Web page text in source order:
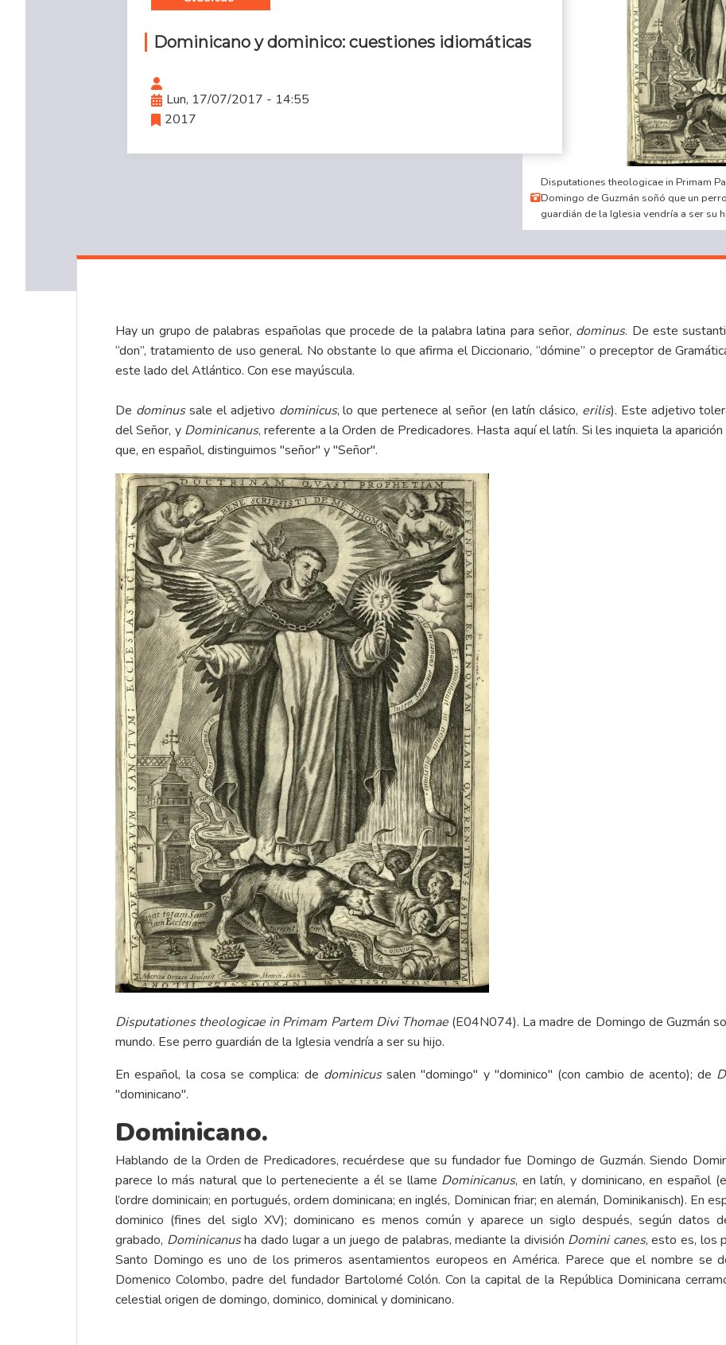
Dominicano y dominico: cuestiones idiomáticas
Lun, 17/07/2017 - 14:55
2017
Disputationes theologicae in Primam
Domingo de Guzmán soñó que un
guardián de la Iglesia vendría a ser su
Hay un grupo de palabras españolas que procede de la palabra latina para señor, dominus. De este
“don”, tratamiento de uso general. No obstante lo que afirma el Diccionario, “dómine” o preceptor de
este lado del Atlántico. Con ese mayúscula.
De dominussale el adjetivo dominicus, lo que pertenece al señor (en latín clásico, erilis). Este adjetivo
del Señor, y Dominicanus, referente a la Orden de Predicadores. Hasta aquí el latín. Si les inquieta la
que, en español, distinguimos "señor" y "Señor".
Disputationes theologicae in Primam Partem Divi Thomae(E04N074). La madre de Domingo de Guzmán
mundo. Ese perro guardián de la Iglesia vendría a ser su hijo.
En español, la cosa se complica: de dominicussalen "domingo" y "dominico" (con cambio de acento); de
"dominicano".
Dominicano.
Hablando de la Orden de Predicadores, recuérdese que su fundador fue Domingo de Guzmán. Siendo
parece lo más natural que lo perteneciente a él se llame Dominicanus, en latín, y dominicano, en español
l’ordre dominicain; en portugués, ordem dominicana; en inglés, Dominican friar; en alemán, Dominikanisch). En
dominico (fines del siglo XV); dominicano es menos común y aparece un siglo después, según datos
grabado, Dominicanusha dado lugar a un juego de palabras, mediante la división Domini canes, esto es, los
Santo Domingo es uno de los primeros asentamientos europeos en América. Parece que el nombre se
Domenico Colombo, padre del fundador Bartolomé Colón. Con la capital de la República Dominicana
celestial origen de domingo, dominico, dominical y dominicano.